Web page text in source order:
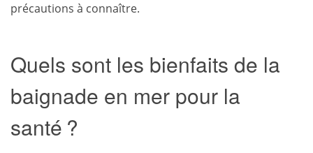
précautions à connaître.
Quels sont les bienfaits de la
baignade en mer pour la
santé ?